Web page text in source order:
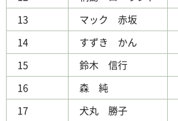
13
マック 赤坂
14
すずき かん
15
鈴木 信行
16
森 純
17
犬丸 勝子